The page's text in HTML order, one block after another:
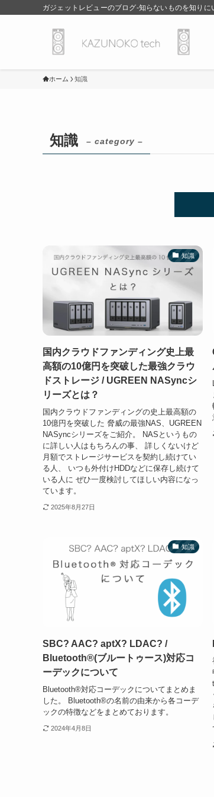
ガジェットレビューのブログ-知らないものを知りに
ホーム 知識
知識 – category –
知識
国内クラウドファンディング史上最
高額の10億円を突破した最強クラウ
ドストレージ / UGREEN NASyncシ
リーズとは？
国内クラウドファンディングの史上最高額の
10億円を突破した 脅威の最強NAS、UGREEN
NASyncシリーズをご紹介。 NASというもの
に詳しい人はもちろんの事、 詳しくないけど
月額でストレージサービスを契約し続けてい
る人、 いつも外付けHDDなどに保存し続けて
いる人に ぜひ一度検討してほしい内容になっ
ています。
2025年8月27日
知識
SBC? AAC? aptX? LDAC? /
Bluetooth®(ブルートゥース)対応コ
ーデックについて
Bluetooth®対応コーデックについてまとめま
した。 Bluetooth®の名前の由来から各コーデ
ックの特徴などをまとめております。
2024年4月8日